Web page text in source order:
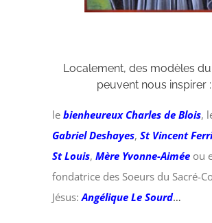
Localement, des modèles
peuvent nous inspirer :
lebienheureux Charles de Blois,
Gabriel Deshayes,St Vincent
St Louis,Mère Yvonne-Aimée ou
fondatrice des Soeurs du Sacré-
Jésus: Angélique Le Sourd…